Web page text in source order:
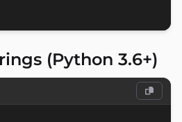
(Python 3.6+)